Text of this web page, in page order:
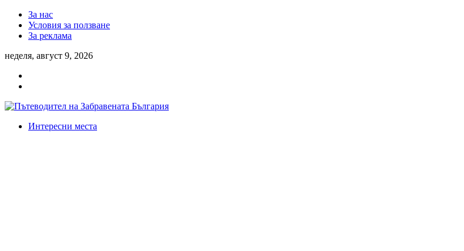
За нас
Условия за ползване
За реклама
неделя, август 9, 2026
Интересни места